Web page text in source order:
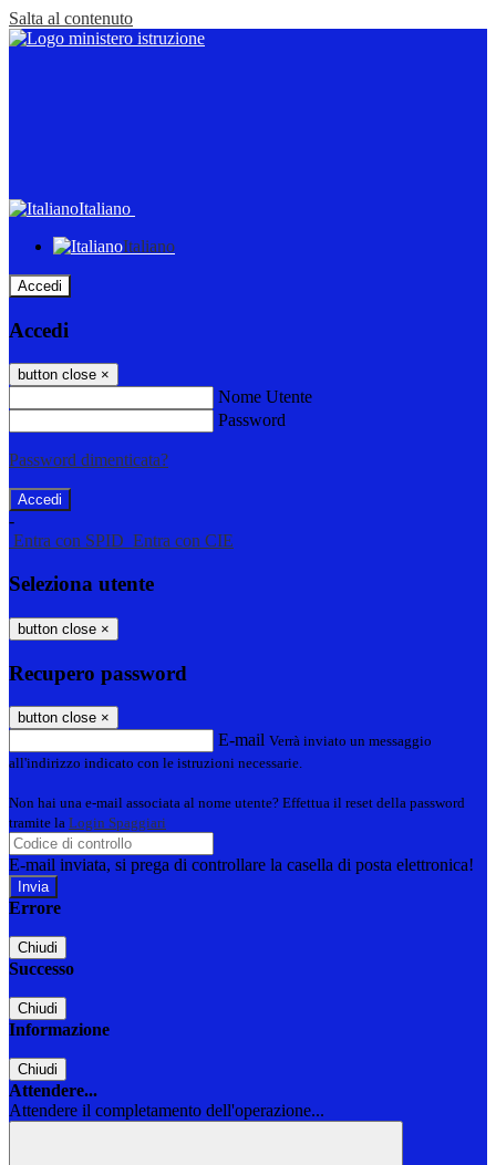
Salta al contenuto
Italiano
Italiano
Accedi
Accedi
button close ×
Nome Utente
Password
Password dimenticata?
-
Entra con SPID Entra con CIE
Seleziona utente
button close ×
Recupero password
button close ×
E-mail Verrà inviato un messaggio
all'indirizzo indicato con le istruzioni necessarie.
Non hai una e-mail associata al nome utente? Effettua il reset della password
tramite la Login Spaggiari
E-mail inviata, si prega di controllare la casella di posta elettronica!
Errore
Chiudi
Successo
Chiudi
Informazione
Chiudi
Attendere...
Attendere il completamento dell'operazione...